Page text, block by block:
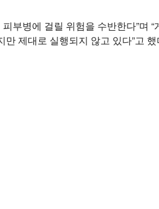
부병에 걸릴 위험을 수반한다”며
제대로 실행되지 않고 있다”고 했